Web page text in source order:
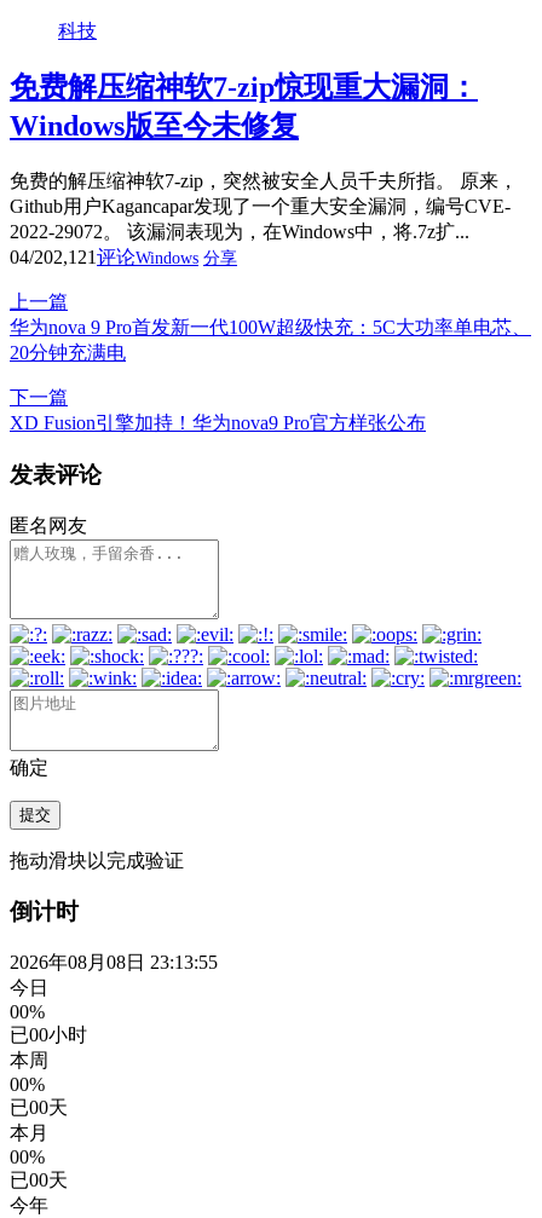
科技
免费解压缩神软7-zip惊现重大漏洞：
Windows版至今未修复
免费的解压缩神软7-zip，突然被安全人员千夫所指。 原来，
Github用户Kagancapar发现了一个重大安全漏洞，编号CVE-
2022-29072。 该漏洞表现为，在Windows中，将.7z扩...
04/202,121评论Windows 分享
上一篇
华为nova 9 Pro首发新一代100W超级快充：5C大功率单电芯、
20分钟充满电
下一篇
XD Fusion引擎加持！华为nova9 Pro官方样张公布
发表评论
匿名网友
确定
提交
拖动滑块以完成验证
倒计时
2026年08月08日 23:13:56
今日
00%
已00小时
本周
00%
已00天
本月
00%
已00天
今年